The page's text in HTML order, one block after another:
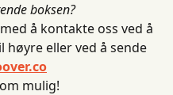
boksen?
å kontakte oss ved å
eller ved å sende
mulig!